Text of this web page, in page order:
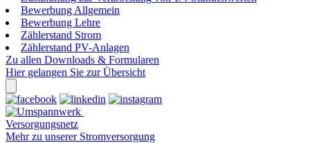
Bewerbung Allgemein
Bewerbung Lehre
Zählerstand Strom
Zählerstand PV-Anlagen
Zu allen Downloads & Formularen
Hier gelangen Sie zur Übersicht
Versorgungsnetz
Mehr zu unserer Stromversorgung